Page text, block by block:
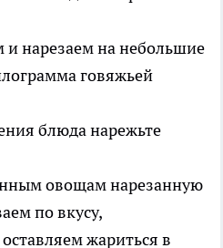
и нарезаем на небольшие
говяжьей
овощам нарезанную
по вкусу,
жариться в